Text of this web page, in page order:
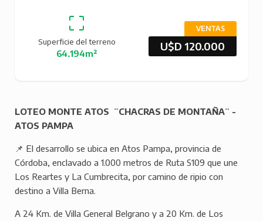
Superficie del terreno
64.194m²
VENTAS
U$D 120.000
LOTEO MONTE ATOS ¨CHACRAS DE MONTAÑA¨ -
ATOS PAMPA
📌 El desarrollo se ubica en Atos Pampa, provincia de
Córdoba, enclavado a 1.000 metros de Ruta S109 que une
Los Reartes y La Cumbrecita, por camino de ripio con
destino a Villa Berna.
A 24 Km. de Villa General Belgrano y a 20 Km. de Los